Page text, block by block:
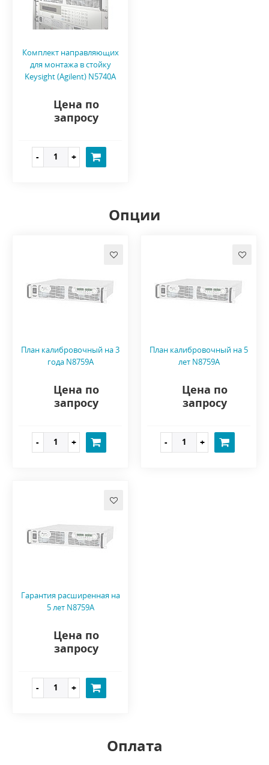
Комплект направляющих
для монтажа в стойку
Keysight (Agilent) N5740A
Цена по
запросу
Опции
План калибровочный на 3
года N8759A
Цена по
запросу
План калибровочный на 5
лет N8759A
Цена по
запросу
Гарантия расширенная на
5 лет N8759A
Цена по
запросу
Оплата